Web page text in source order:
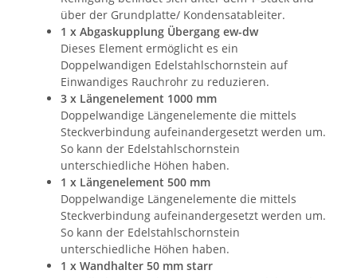
über der Grundplatte/ Kondensatableiter.
1 x Abgaskupplung Übergang ew-dw
Dieses Element ermöglicht es ein
Doppelwandigen Edelstahlschornstein auf
Einwandiges Rauchrohr zu reduzieren.
3 x Längenelement 1000 mm
Doppelwandige Längenelemente die mittels
Steckverbindung aufeinandergesetzt werden um.
So kann der Edelstahlschornstein
unterschiedliche Höhen haben.
1 x Längenelement 500 mm
Doppelwandige Längenelemente die mittels
Steckverbindung aufeinandergesetzt werden um.
So kann der Edelstahlschornstein
unterschiedliche Höhen haben.
1 x Wandhalter 50 mm starr